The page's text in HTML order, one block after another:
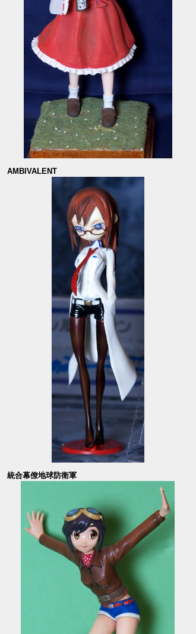
AMBIVALENT
統合幕僚地球防衛軍